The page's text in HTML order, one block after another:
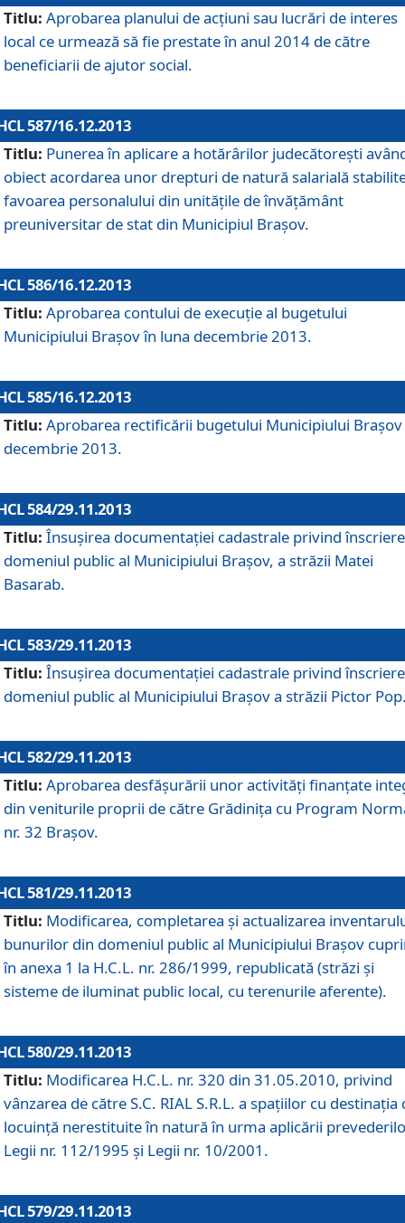
Titlu: Aprobarea planului de acţiuni sau lucrări de interes
local ce urmează să fie prestate în anul 2014 de către
beneficiarii de ajutor social.
587/16.12.2013
Titlu: Punerea în aplicare a hotărârilor judecătoreşti
obiect acordarea unor drepturi de natură salarială
favoarea personalului din unităţile de învăţământ
preuniversitar de stat din Municipiul Braşov.
586/16.12.2013
Titlu: Aprobarea contului de execuţie al bugetului
Municipiului Braşov în luna decembrie 2013.
585/16.12.2013
Titlu: Aprobarea rectificării bugetului Municipiului Braşov
decembrie 2013.
584/29.11.2013
Titlu: Însuşirea documentaţiei cadastrale privind
domeniul public al Municipiului Braşov, a străzii Matei
Basarab.
583/29.11.2013
Titlu: Însuşirea documentaţiei cadastrale privind
domeniul public al Municipiului Braşov a străzii Pictor
582/29.11.2013
Titlu: Aprobarea desfăşurării unor activităţi finanţate
din veniturile proprii de către Grădiniţa cu Program
nr. 32 Braşov.
581/29.11.2013
Titlu: Modificarea, completarea şi actualizarea
bunurilor din domeniul public al Municipiului Braşov
în anexa 1 la H.C.L. nr. 286/1999, republicată (străzi şi
sisteme de iluminat public local, cu terenurile aferente).
580/29.11.2013
Titlu: Modificarea H.C.L. nr. 320 din 31.05.2010, privind
vânzarea de către S.C. RIAL S.R.L. a spaţiilor cu destinaţia
locuinţă nerestituite în natură în urma aplicării
Legii nr. 112/1995 şi Legii nr. 10/2001.
579/29.11.2013